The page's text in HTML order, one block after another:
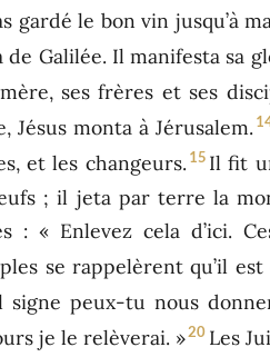
gardé le bon vin jusqu’à
de Galilée. Il manifesta sa
ses frères et ses
Jésus monta à Jérusalem.
et les changeurs. 15 Il fit
; il jeta par terre la
: « Enlevez cela d’ici.
se rappelèrent qu’il
signe peux-tu nous
je le relèverai. »20 Les